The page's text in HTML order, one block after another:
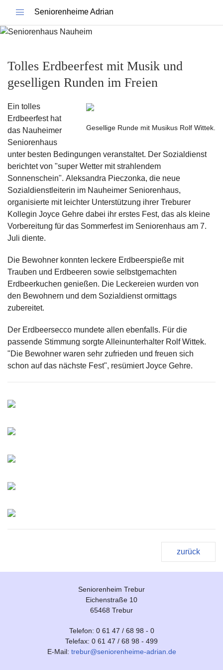
Seniorenheime Adrian
Tolles Erdbeerfest mit Musik und
geselligen Runden im Freien
Gesellige Runde mit Musikus Rolf Wittek.
Ein tolles
Erdbeerfest hat
das Nauheimer
Seniorenhaus
unter besten Bedingungen veranstaltet. Der Sozialdienst
berichtet von "super Wetter mit strahlendem
Sonnenschein". Aleksandra Pieczonka, die neue
Sozialdienstleiterin im Nauheimer Seniorenhaus,
organisierte mit leichter Unterstützung ihrer Treburer
Kollegin Joyce Gehre dabei ihr erstes Fest, das als kleine
Vorbereitung für das Sommerfest im Seniorenhaus am 7.
Juli diente.
Die Bewohner konnten leckere Erdbeerspieße mit
Trauben und Erdbeeren sowie selbstgemachten
Erdbeerkuchen genießen. Die Leckereien wurden von
den Bewohnern und dem Sozialdienst ormittags
zubereitet.
Der Erdbeersecco mundete allen ebenfalls. Für die
passende Stimmung sorgte Alleinunterhalter Rolf Wittek.
"Die Bewohner waren sehr zufrieden und freuen sich
schon auf das nächste Fest", resümiert Joyce Gehre.
zurück
Seniorenheim Trebur
Eichenstraße 10
65468 Trebur
Telefon: 0 61 47 / 68 98 - 0
Telefax: 0 61 47 / 68 98 - 499
E-Mail: trebur@seniorenheime-adrian.de